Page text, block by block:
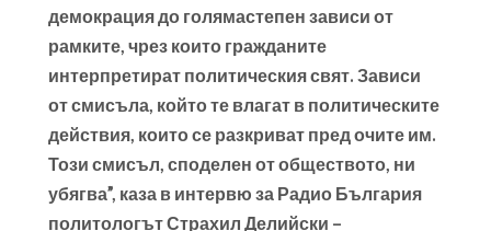
демокрация до голямастепен зависи от
рамките, чрез които гражданите
интерпретират политическия свят. Зависи
от смисъла, който те влагат в политическите
действия, които се разкриват пред очите им.
Този смисъл, споделен от обществото, ни
убягва”, каза в интервю за Радио България
политологът Страхил Делийски –